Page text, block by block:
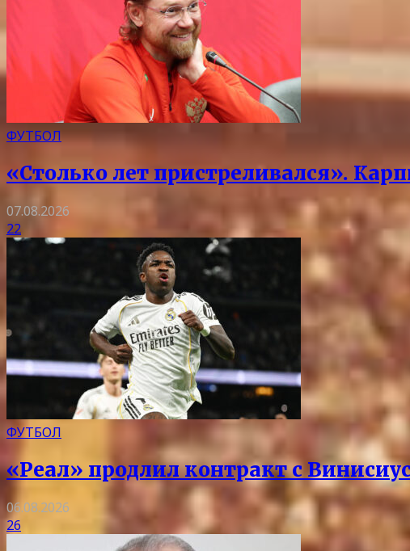
ФУТБОЛ
«Столько лет пристреливался».
07.08.2026
22
ФУТБОЛ
«Реал» продлил контракт с
06.08.2026
26